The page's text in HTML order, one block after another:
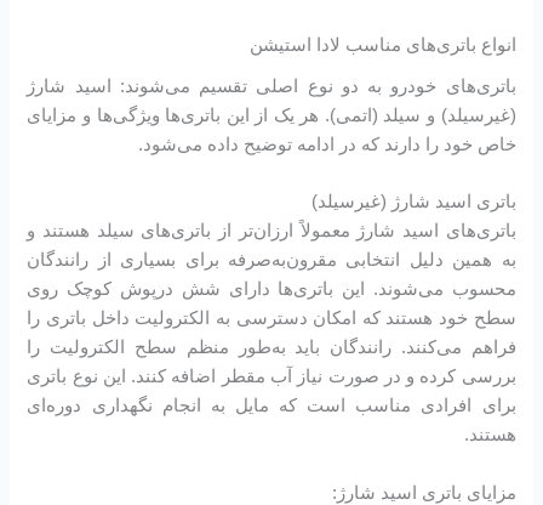
انواع باتری‌های مناسب لادا استیشن
باتری‌های خودرو به دو نوع اصلی تقسیم می‌شوند: اسید شارژ
(غیرسیلد) و سیلد (اتمی). هر یک از این باتری‌ها ویژگی‌ها و مزایای
خاص خود را دارند که در ادامه توضیح داده می‌شود.
باتری اسید شارژ (غیرسیلد)
باتری‌های اسید شارژ معمولاً ارزان‌تر از باتری‌های سیلد هستند و
به همین دلیل انتخابی مقرون‌به‌صرفه برای بسیاری از رانندگان
محسوب می‌شوند. این باتری‌ها دارای شش درپوش کوچک روی
سطح خود هستند که امکان دسترسی به الکترولیت داخل باتری را
فراهم می‌کنند. رانندگان باید به‌طور منظم سطح الکترولیت را
بررسی کرده و در صورت نیاز آب مقطر اضافه کنند. این نوع باتری
برای افرادی مناسب است که مایل به انجام نگهداری دوره‌ای
هستند.
مزایای باتری اسید شارژ: